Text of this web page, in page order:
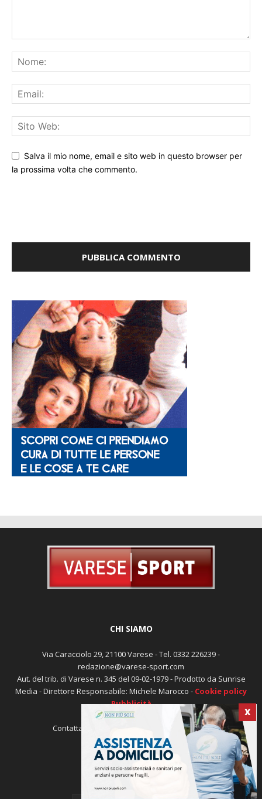
Salva il mio nome, email e sito web in questo browser per
la prossima volta che commento.
X
CHI SIAMO
Via Caracciolo 29, 21100 Varese - Tel. 0332 226239 -
redazione@varese-sport.com
Aut. del trib. di Varese n. 345 del 09-02-1979 - Prodotto da Sunrise
Media - Direttore Responsabile: Michele Marocco - Cookie policy
Pubblicità
Contattaci: redazione@varese-sport.com
SEGUICI